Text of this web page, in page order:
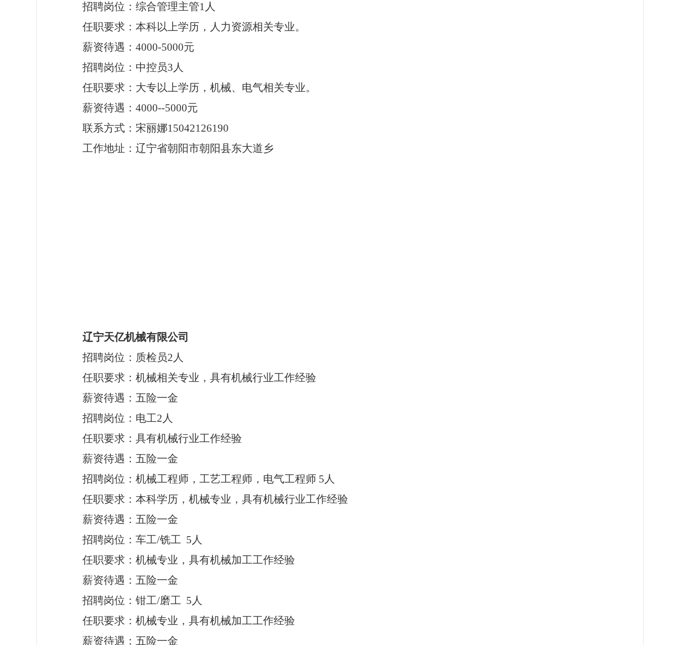
招聘岗位： 综合管理主管1人
任职要求： 本科以上学历， 人力资源相关专业。
薪资待遇： 4000-5000元
招聘岗位：中控员3人
任职要求：大专以上学历，机械、电气相关专业。
薪资待遇： 4000--5000元
联系方式：宋丽娜15042126190
工作地址：辽宁省朝阳市朝阳县东大道乡
辽宁天亿机械有限公司
招聘岗位：质检员2人
任职要求：机械相关专业，具有机械行业工作经验
薪资待遇：五险一金
招聘岗位：电工2人
任职要求：具有机械行业工作经验
薪资待遇：五险一金
招聘岗位：机械工程师，工艺工程师，电气工程师 5人
任职要求：本科学历，机械专业，具有机械行业工作经验
薪资待遇：五险一金
招聘岗位：车工/铣工 5人
任职要求：机械专业，具有机械加工工作经验
薪资待遇：五险一金
招聘岗位：钳工/磨工 5人
任职要求：机械专业，具有机械加工工作经验
薪资待遇：五险一金